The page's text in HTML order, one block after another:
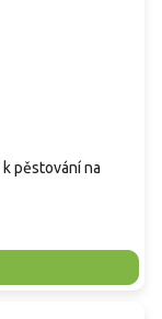
pěstování na